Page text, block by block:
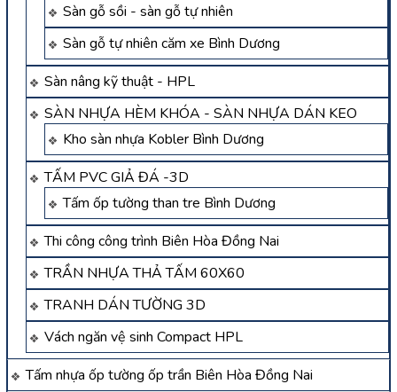
Sàn gỗ sồi - sàn gỗ tự nhiên
Sàn gỗ tự nhiên căm xe Bình Dương
Sàn nâng kỹ thuật - HPL
SÀN NHỰA HÈM KHÓA - SÀN NHỰA DÁN KEO
Kho sàn nhựa Kobler Bình Dương
TẤM PVC GIẢ ĐÁ -3D
Tấm ốp tường than tre Bình Dương
Thi công công trình Biên Hòa Đồng Nai
TRẦN NHỰA THẢ TẤM 60X60
TRANH DÁN TƯỜNG 3D
Vách ngăn vệ sinh Compact HPL
Tấm nhựa ốp tường ốp trần Biên Hòa Đồng Nai